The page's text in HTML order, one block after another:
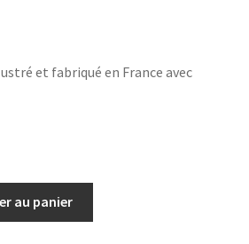
et fabriqué en France avec
au panier